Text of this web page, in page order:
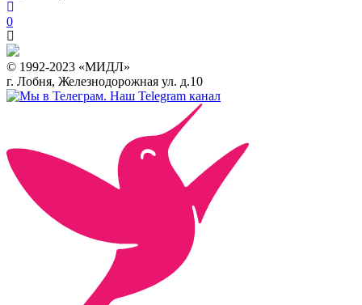
0
© 1992-2023 «МИДЛ»
г. Лобня, Железнодорожная ул. д.10
Наш Telegram канал